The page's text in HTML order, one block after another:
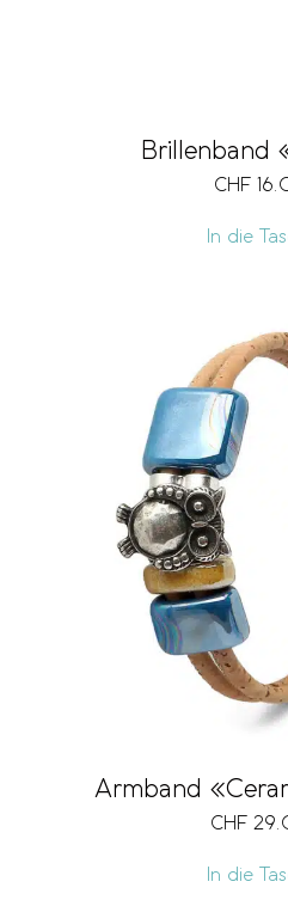
Brillenband
CHF
In die
Armband
CHF
In die